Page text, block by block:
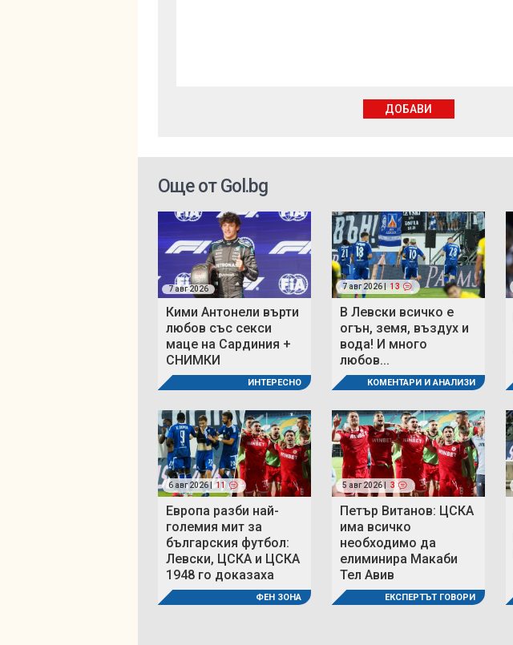
ДОБАВИ
Още от Gol.bg
7 авг 2026
Кими Антонели върти
любов със секси
маце на Сардиния +
СНИМКИ
ИНТЕРЕСНО
7 авг 2026 | 13
В Левски всичко е
огън, земя, въздух и
вода! И много
любов...
КОМЕНТАРИ И АНАЛИЗИ
6 авг 2026 | 11
Европа разби най-
големия мит за
българския футбол:
Левски, ЦСКА и ЦСКА
1948 го доказаха
ФЕН ЗОНА
5 авг 2026 | 3
Петър Витанов: ЦСКА
има всичко
необходимо да
елиминира Макаби
Тел Авив
ЕКСПЕРТЪТ ГОВОРИ